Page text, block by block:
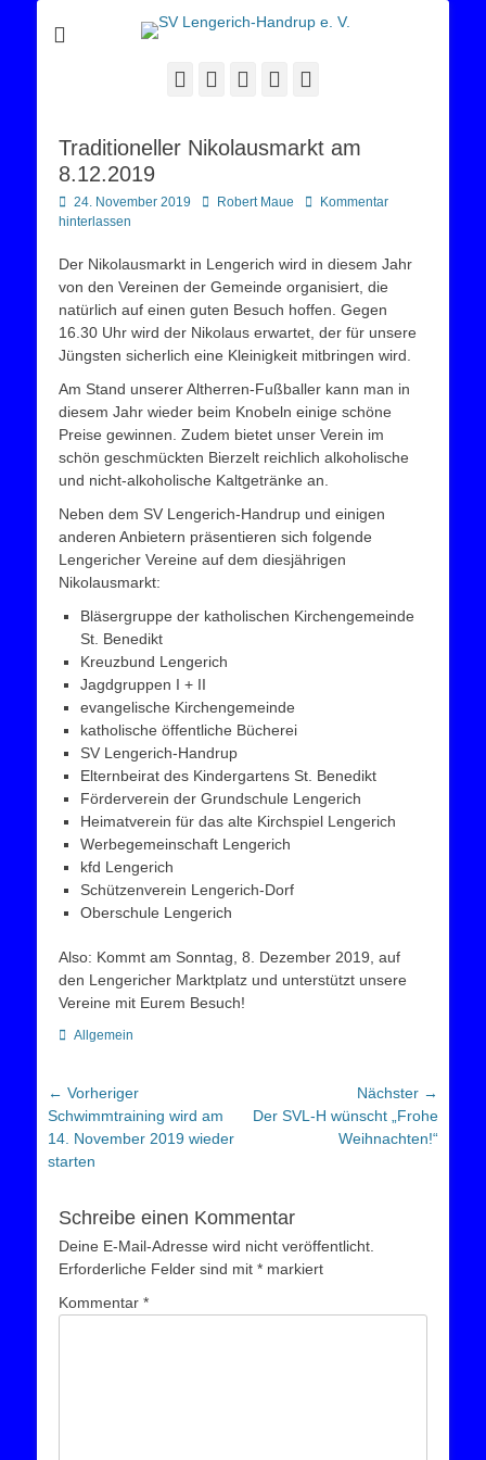
SV Lengerich-
Handrup e. V.
Sportverein Lengerich Handrup
Facebook
Twitter YouTube
Traditioneller Nikolausmarkt am
8.12.2019
Posted
on
24. November 2019 AutorRobert Maue
Kommentar
hinterlassen
Der Nikolausmarkt in Lengerich wird in diesem Jahr
von den Vereinen der Gemeinde organisiert, die
natürlich auf einen guten Besuch hoffen. Gegen
16.30 Uhr wird der Nikolaus erwartet, der für unsere
Jüngsten sicherlich eine Kleinigkeit mitbringen wird.
Am Stand unserer Altherren-Fußballer kann man in
diesem Jahr wieder beim Knobeln einige schöne
Preise gewinnen. Zudem bietet unser Verein im
schön geschmückten Bierzelt reichlich alkoholische
und nicht-alkoholische Kaltgetränke an.
Neben dem SV Lengerich-Handrup und einigen
anderen Anbietern präsentieren sich folgende
Lengericher Vereine auf dem diesjährigen
Nikolausmarkt:
Bläsergruppe der katholischen Kirchengemeinde
St. Benedikt
Kreuzbund Lengerich
Jagdgruppen I + II
evangelische Kirchengemeinde
katholische öffentliche Bücherei
SV Lengerich-Handrup
Elternbeirat des Kindergartens St. Benedikt
Förderverein der Grundschule Lengerich
Heimatverein für das alte Kirchspiel Lengerich
Werbegemeinschaft Lengerich
kfd Lengerich
Schützenverein Lengerich-Dorf
Oberschule Lengerich
Also: Kommt am Sonntag, 8. Dezember 2019, auf
den Lengericher Marktplatz und unterstützt unsere
Vereine mit Eurem Besuch!
Kategorien
Allgemein
Beitragsnavigation
← Vorheriger
Vorheriger
Beitrag:
Schwimmtraining wird am
14. November 2019 wieder
starten
Nächster →
Nächster
Der SVL-H wünscht „Frohe
Weihnachten!“
Schreibe einen Kommentar
Deine E-Mail-Adresse wird nicht veröffentlicht.
Erforderliche Felder sind mit * markiert
Kommentar *